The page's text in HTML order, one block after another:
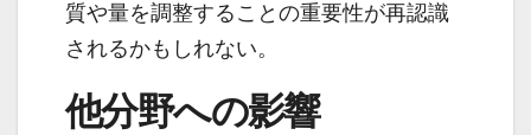
質や量を調整することの重要性が再認識
されるかもしれない。
他分野への影響